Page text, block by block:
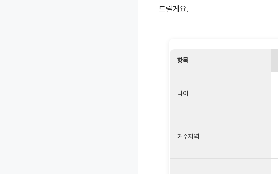
드릴게요.
항목
나이
거주지역